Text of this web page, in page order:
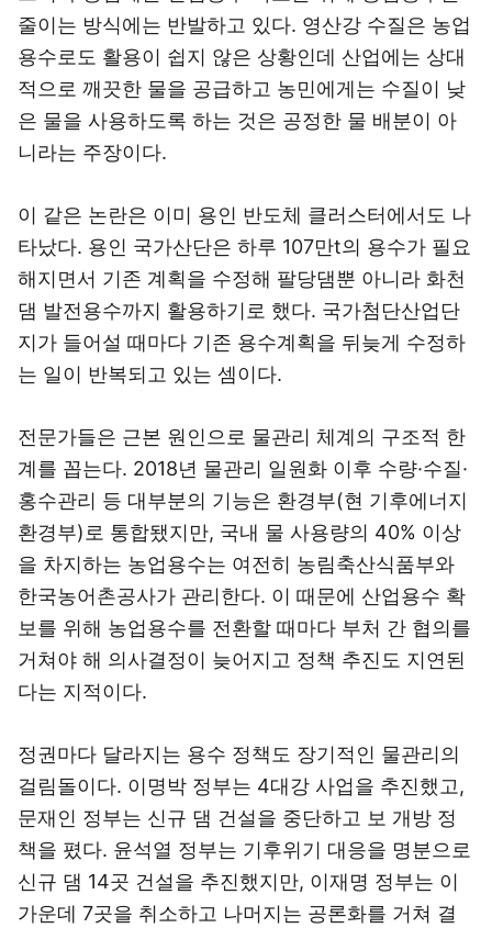
줄이는 방식에는 반발하고 있다. 영산강 수질은 농업
용수로도 활용이 쉽지 않은 상황인데 산업에는 상대
적으로 깨끗한 물을 공급하고 농민에게는 수질이 낮
은 물을 사용하도록 하는 것은 공정한 물 배분이 아
니라는 주장이다.
이 같은 논란은 이미 용인 반도체 클러스터에서도 나
타났다. 용인 국가산단은 하루 107만t의 용수가 필요
해지면서 기존 계획을 수정해 팔당댐뿐 아니라 화천
댐 발전용수까지 활용하기로 했다. 국가첨단산업단
지가 들어설 때마다 기존 용수계획을 뒤늦게 수정하
는 일이 반복되고 있는 셈이다.
전문가들은 근본 원인으로 물관리 체계의 구조적 한
계를 꼽는다. 2018년 물관리 일원화 이후 수량·수질·
홍수관리 등 대부분의 기능은 환경부(현 기후에너지
환경부)로 통합됐지만, 국내 물 사용량의 40% 이상
을 차지하는 농업용수는 여전히 농림축산식품부와
한국농어촌공사가 관리한다. 이 때문에 산업용수 확
보를 위해 농업용수를 전환할 때마다 부처 간 협의를
거쳐야 해 의사결정이 늦어지고 정책 추진도 지연된
다는 지적이다.
정권마다 달라지는 용수 정책도 장기적인 물관리의
걸림돌이다. 이명박 정부는 4대강 사업을 추진했고,
문재인 정부는 신규 댐 건설을 중단하고 보 개방 정
책을 폈다. 윤석열 정부는 기후위기 대응을 명분으로
신규 댐 14곳 건설을 추진했지만, 이재명 정부는 이
가운데 7곳을 취소하고 나머지는 공론화를 거쳐 결